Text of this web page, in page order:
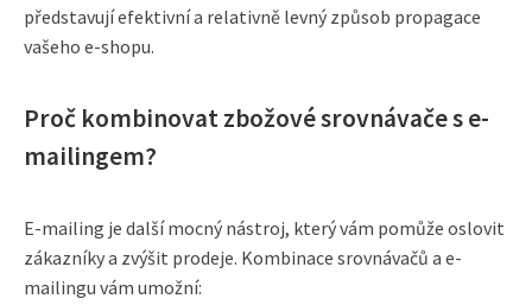
představují efektivní a relativně levný způsob propagace
vašeho e-shopu.
Proč kombinovat zbožové srovnávače s e-
mailingem?
E-mailing je další mocný nástroj, který vám pomůže oslovit
zákazníky a zvýšit prodeje. Kombinace srovnávačů a e-
mailingu vám umožní: